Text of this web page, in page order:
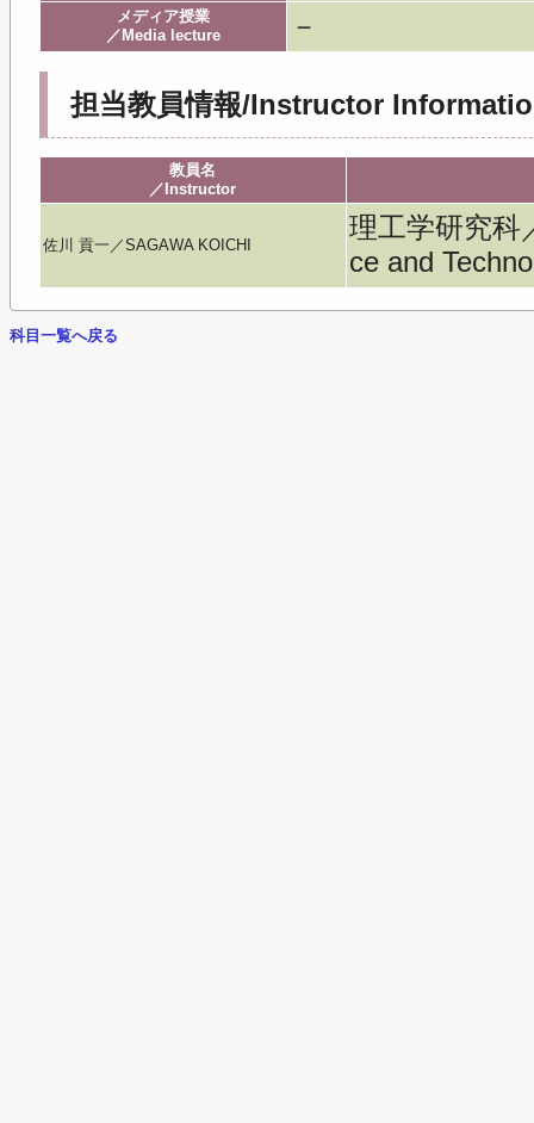
メディア授業
／Media lecture
－
担当教員情報/Instructor
教員名
／Instructor
佐川 貢一／SAGAWA KOICHI
理工学研究科
ce and
科目一覧へ戻る